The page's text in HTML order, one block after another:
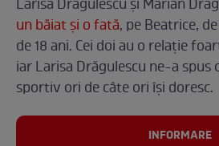
Larisa Drăgulescu și Marian
un băiat și o fată, pe Beatrice,
de 18 ani. Cei doi au o relație
iar Larisa Drăgulescu ne-a spus
sportiv ori de câte ori își doresc.
INFORMARE